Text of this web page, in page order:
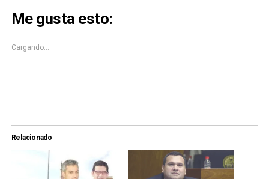
en
una
en
una
Me gusta esto:
Cargando...
Relacionado